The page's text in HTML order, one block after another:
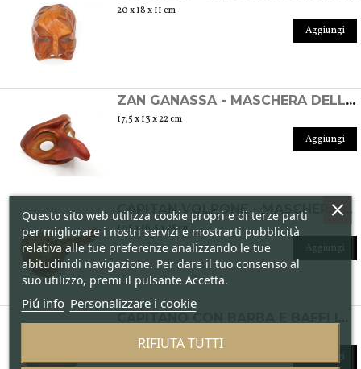
20 x 18 x 11 cm
Aggiungi
ZAN GANASSA - MASCHERA DELLA COMMEDIA DELL'ARTE IN CUOIO
17,5 x 13 x 22 cm
Aggiungi
CAPITAN VOLPONE - MASCHERA DELLA COMMEDIA DELL'ARTE IN CUOIO
17,5 x 16,5 x 25 cm
Aggiungi
16 x 17,5 x 15 cm
Aggiungi
Questo sito web utilizza cookie propri e di terze parti
per migliorare i nostri servizi e mostrarti pubblicità
relativa alle tue preferenze analizzando le tue
abitudinidi navigazione. Per dare il tuo consenso al
suo utilizzo, premi il pulsante Accetta.
Piú info Personalizzare i cookie
RIFIUTA TUTTI